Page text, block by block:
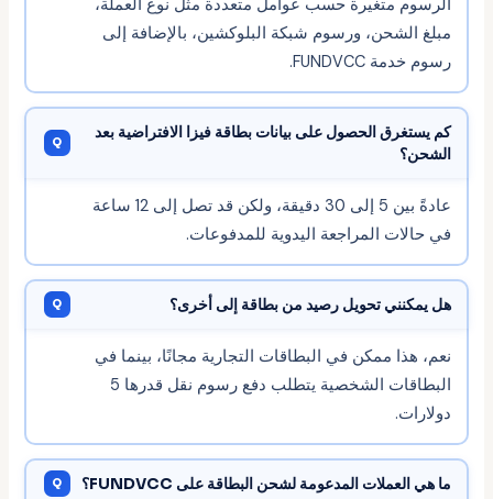
الرسوم متغيرة حسب عوامل متعددة مثل نوع العملة،
مبلغ الشحن، ورسوم شبكة البلوكشين، بالإضافة إلى
رسوم خدمة FUNDVCC.
كم يستغرق الحصول على بيانات بطاقة فيزا الافتراضية بعد
الشحن؟
عادةً بين 5 إلى 30 دقيقة، ولكن قد تصل إلى 12 ساعة
في حالات المراجعة اليدوية للمدفوعات.
هل يمكنني تحويل رصيد من بطاقة إلى أخرى؟
نعم، هذا ممكن في البطاقات التجارية مجانًا، بينما في
البطاقات الشخصية يتطلب دفع رسوم نقل قدرها 5
دولارات.
ما هي العملات المدعومة لشحن البطاقة على FUNDVCC؟